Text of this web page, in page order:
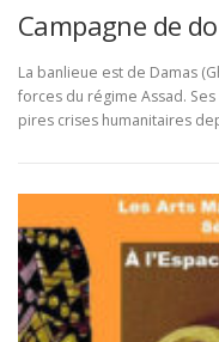
Campagne de
La banlieue est de Damas
forces du régime Assad.
pires crises humanitaires